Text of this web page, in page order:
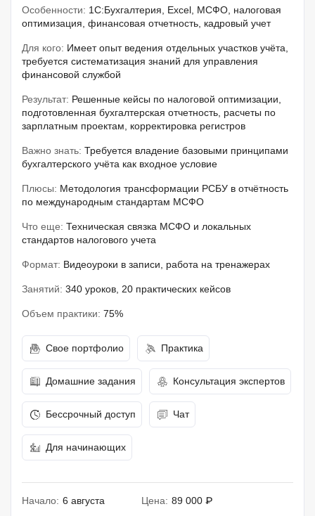
Особенности: 1C:Бухгалтерия, Excel, МСФО, налоговая
оптимизация, финансовая отчетность, кадровый учет
Для кого: Имеет опыт ведения отдельных участков учёта,
требуется систематизация знаний для управления
финансовой службой
Результат: Решенные кейсы по налоговой оптимизации,
подготовленная бухгалтерская отчетность, расчеты по
зарплатным проектам, корректировка регистров
Важно знать: Требуется владение базовыми принципами
бухгалтерского учёта как входное условие
Плюсы: Методология трансформации РСБУ в отчётность
по международным стандартам МСФО
Что еще: Техническая связка МСФО и локальных
стандартов налогового учета
Формат: Видеоуроки в записи, работа на тренажерах
Занятий: 340 уроков, 20 практических кейсов
Объем практики: 75%
Свое портфолио Практика
Домашние задания Консультация экспертов
Бессрочный доступ Чат
Для начинающих
Начало: 6 августа Цена: 89 000 ₽